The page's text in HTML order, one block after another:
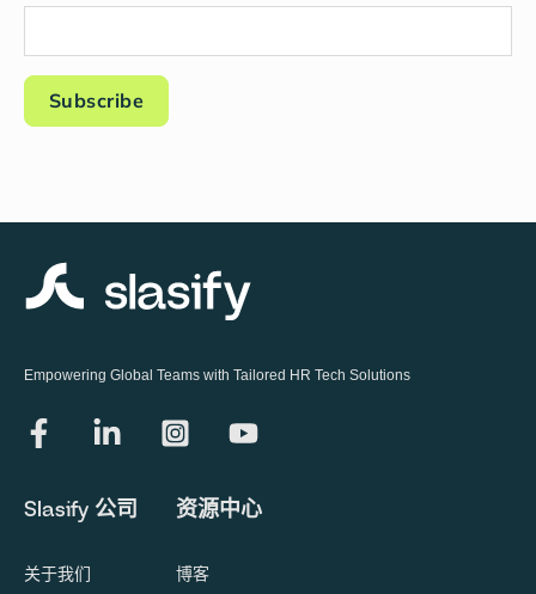
Empowering Global Teams with Tailored HR Tech Solutions
Slasify 公司
关于我们
资源中心
博客